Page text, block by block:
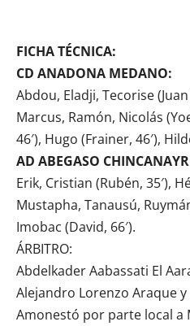
FICHA TÉCNICA:
CD ANADONA MEDANO:
Abdou, Eladji, Tecorise (Juan
Marcus, Ramón, Nicolás
46′), Hugo (Frainer, 46′),
AD ABEGASO
Erik, Cristian (Rubén, 35′),
Mustapha, Tanausú,
Imobac (David, 66′).
ÁRBITRO:
Abdelkader Aabassati El
Alejandro Lorenzo Araque
Amonestó por parte local a